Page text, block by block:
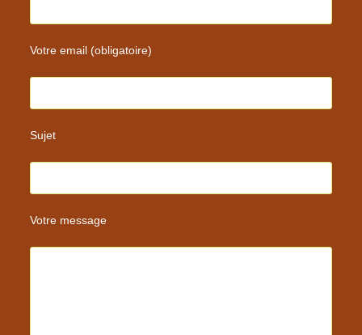
Votre email (obligatoire)
Sujet
Votre message